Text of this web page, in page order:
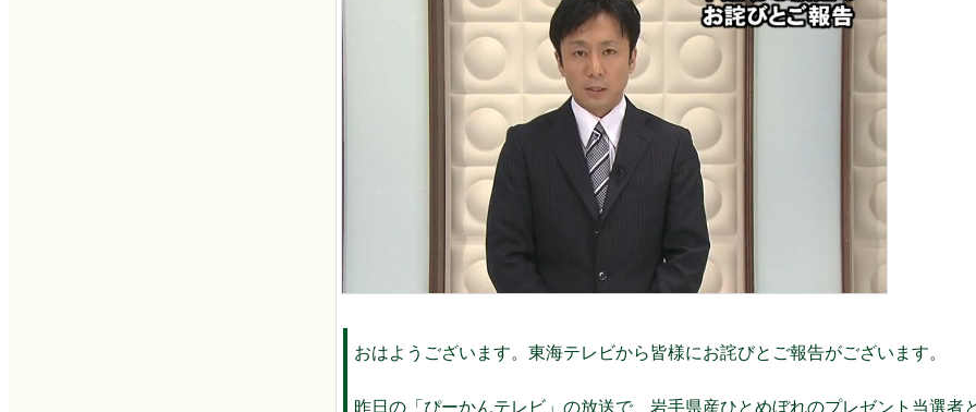
おはようございます。東海テレビから皆様にお詫びとご報告がございます。
昨日の「ぴーかんテレビ」の放送で、岩手県産ひとめぼれのプレゼント当選者